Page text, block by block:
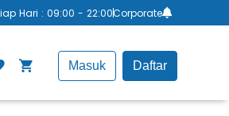
Hari : 09:00 - 22:00Corporate
Masuk Daftar